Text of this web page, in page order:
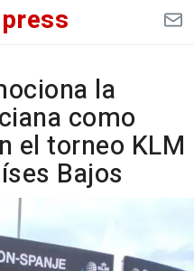
press
la
como
el torneo KLM
Bajos